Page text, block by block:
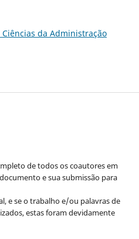
da Administração
de todos os coautores em
e sua submissão para
e se o trabalho e/ou palavras de
estas foram devidamente